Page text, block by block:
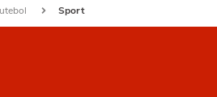
Sport